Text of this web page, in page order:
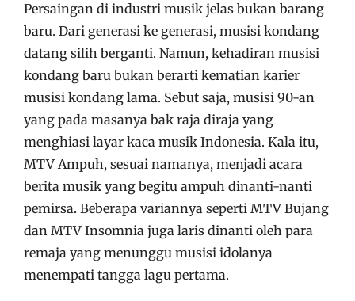
Persaingan di industri musik jelas bukan barang
baru. Dari generasi ke generasi, musisi kondang
datang silih berganti. Namun, kehadiran musisi
kondang baru bukan berarti kematian karier
musisi kondang lama. Sebut saja, musisi 90-an
yang pada masanya bak raja diraja yang
menghiasi layar kaca musik Indonesia. Kala itu,
MTV Ampuh, sesuai namanya, menjadi acara
berita musik yang begitu ampuh dinanti-nanti
pemirsa. Beberapa variannya seperti MTV Bujang
dan MTV Insomnia juga laris dinanti oleh para
remaja yang menunggu musisi idolanya
menempati tangga lagu pertama.